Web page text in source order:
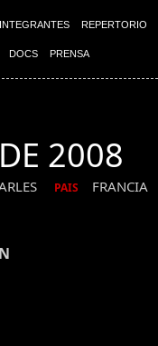
INTEGRANTES REPERTORIO
DOCS PRENSA
2008
PAIS FRANCIA